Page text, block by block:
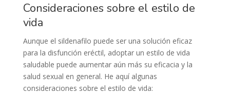
Consideraciones sobre el estilo de
vida
Aunque el sildenafilo puede ser una solución eficaz
para la disfunción eréctil, adoptar un estilo de vida
saludable puede aumentar aún más su eficacia y la
salud sexual en general. He aquí algunas
consideraciones sobre el estilo de vida: